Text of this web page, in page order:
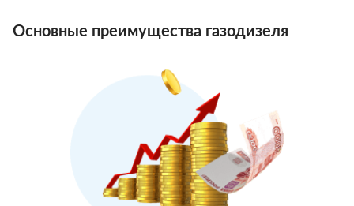
Основные преимущества газодизеля